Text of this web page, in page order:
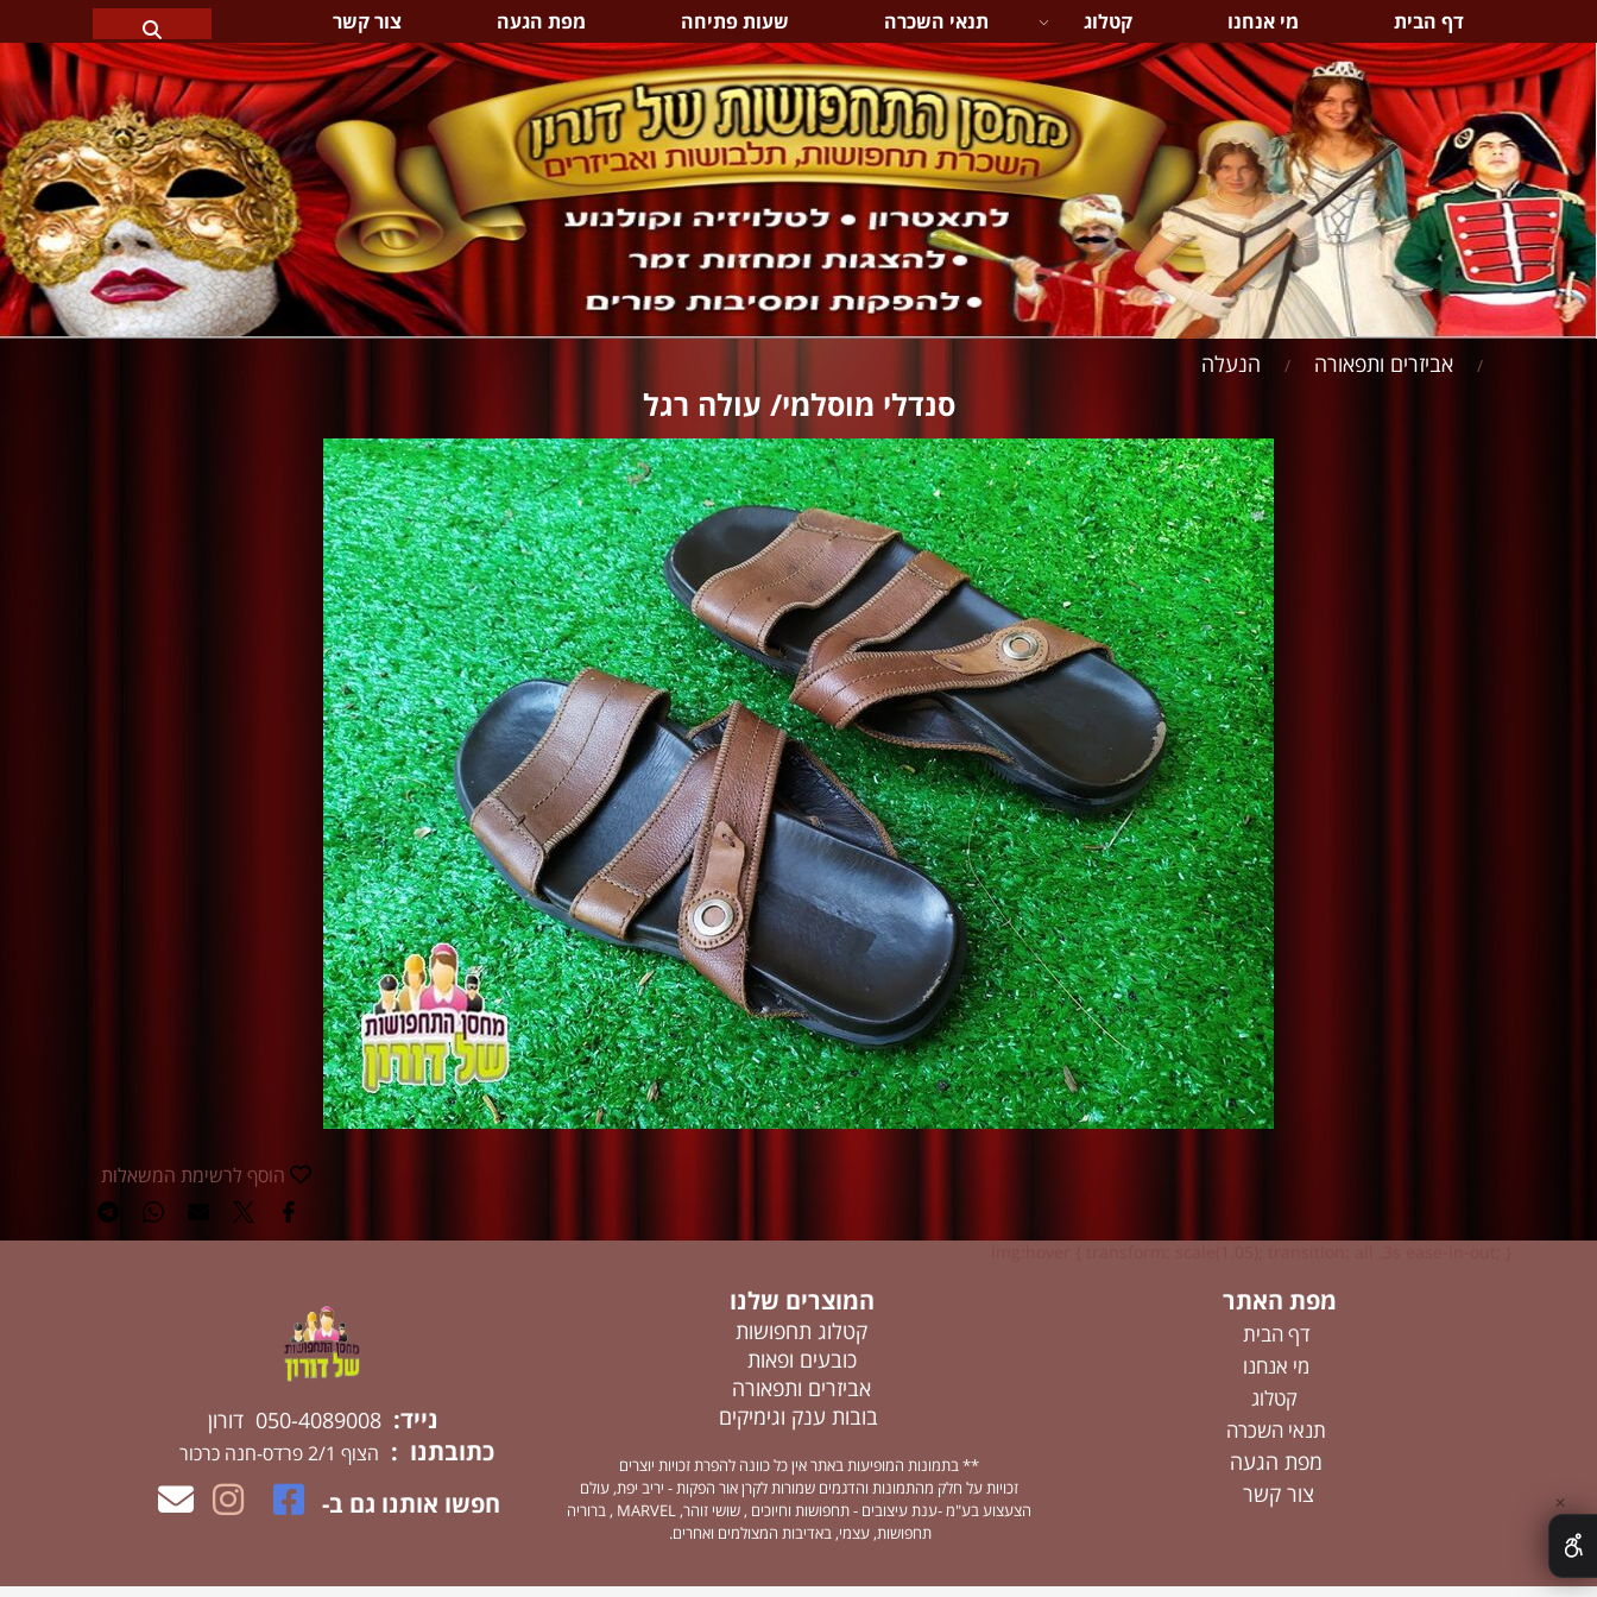
דף הבית מי אנחנו קטלוג תנאי השכרה שעות פתיחה מפת הגעה צור קשר
/ אביזרים ותפאורה / הנעלה
סנדלי מוסלמי/ עולה רגל
הוסף לרשימת המשאלות
מפת האתר
דף הבית
מי אנחנו
קטלוג
תנאי השכרה
מפת הגעה
צור קשר
המוצרים שלנו
קטלוג תחפושות
כובעים ופאות
אביזרים ותפאורה
בובות ענק וגימיקים
** בתמונות המופיעות באתר אין כל כוונה להפרת זכויות יוצרים
זכויות על חלק מהתמונות והדגמים שמורות לקרן אור הפקות - יריב יפת, עולם
הצעצוע בע"מ -ענת עיצובים - תחפושות וחיוכים , שושי זוהר, MARVEL , ברוריה
תחפושות, עצמי, באדיבות המצולמים ואחרים.
נייד: 050-4089008 דורון
כתובתנו : הצוף 2/1 פרדס-חנה כרכור
חפשו אותנו גם ב- ✕